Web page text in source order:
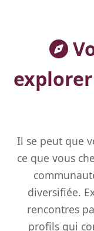
Il se peut que
ce que vous
diversifiée.
rencontres
profils qui